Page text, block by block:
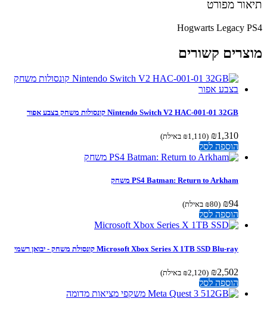
מפורט
Hogwarts Legacy
קשורים
Nintendo Switch V2 HAC-001-01 32GB קונסולות משחק בצבע אפור
₪1,310
(
₪1,110 באילת)
הוספה לסל
PS4 Batman: Return to Arkham משחק
(
₪80 באילת)
הוספה לסל
Microsoft Xbox Series X 1TB SSD Blu-ray קונסולת משחק - יבואן רשמי
₪2,502
(
₪2,120 באילת)
הוספה לסל